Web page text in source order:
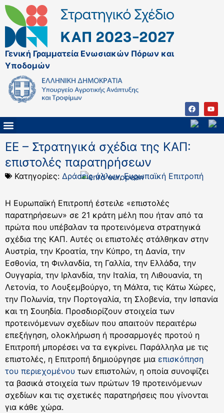
Γενική Γραμματεία Ενωσιακών Πόρων και
Υποδομών
ΕΕ – Στρατηγικά σχέδια της ΚΑΠ:
επιστολές παρατηρήσεων
Κατηγορίες: Δράσεις άλλων,Ευρωπαϊκή Επιτροπή
Η Ευρωπαϊκή Επιτροπή έστειλε «επιστολές
παρατηρήσεων» σε 21 κράτη μέλη που ήταν από τα
πρώτα που υπέβαλαν τα προτεινόμενα στρατηγικά
σχέδια της ΚΑΠ. Αυτές οι επιστολές στάλθηκαν στην
Αυστρία, την Κροατία, την Κύπρο, τη Δανία, την
Εσθονία, τη Φινλανδία, τη Γαλλία, την Ελλάδα, την
Ουγγαρία, την Ιρλανδία, την Ιταλία, τη Λιθουανία, τη
Λετονία, το Λουξεμβούργο, τη Μάλτα, τις Κάτω Χώρες,
την Πολωνία, την Πορτογαλία, τη Σλοβενία, την Ισπανία
και τη Σουηδία. Προσδιορίζουν στοιχεία των
προτεινόμενων σχεδίων που απαιτούν περαιτέρω
επεξήγηση, ολοκλήρωση ή προσαρμογές προτού η
Επιτροπή μπορέσει να τα εγκρίνει. Παράλληλα με τις
επιστολές, η Επιτροπή δημιούργησε μια επισκόπηση
του περιεχομένου των επιστολών, η οποία συνοψίζει
τα βασικά στοιχεία των πρώτων 19 προτεινόμενων
σχεδίων και τις σχετικές παρατηρήσεις που γίνονται
για κάθε χώρα.